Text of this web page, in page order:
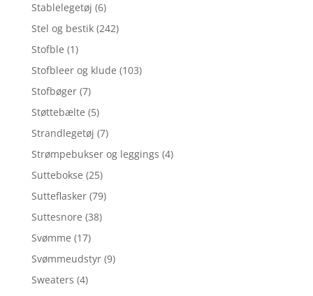
Stablelegetøj (6)
Stel og bestik (242)
Stofble (1)
Stofbleer og klude (103)
Stofbøger (7)
Støttebælte (5)
Strandlegetøj (7)
Strømpebukser og leggings (4)
Suttebokse (25)
Sutteflasker (79)
Suttesnore (38)
Svømme (17)
Svømmeudstyr (9)
Sweaters (4)